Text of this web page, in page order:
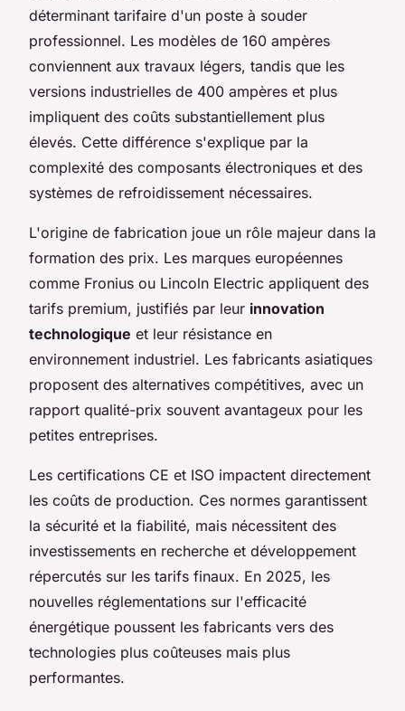
déterminant tarifaire d'un poste à souder
professionnel. Les modèles de 160 ampères
conviennent aux travaux légers, tandis que les
versions industrielles de 400 ampères et plus
impliquent des coûts substantiellement plus
élevés. Cette différence s'explique par la
complexité des composants électroniques et des
systèmes de refroidissement nécessaires.
L'origine de fabrication joue un rôle majeur dans la
formation des prix. Les marques européennes
comme Fronius ou Lincoln Electric appliquent des
tarifs premium, justifiés par leur innovation
technologique et leur résistance en
environnement industriel. Les fabricants asiatiques
proposent des alternatives compétitives, avec un
rapport qualité-prix souvent avantageux pour les
petites entreprises.
Les certifications CE et ISO impactent directement
les coûts de production. Ces normes garantissent
la sécurité et la fiabilité, mais nécessitent des
investissements en recherche et développement
répercutés sur les tarifs finaux. En 2025, les
nouvelles réglementations sur l'efficacité
énergétique poussent les fabricants vers des
technologies plus coûteuses mais plus
performantes.